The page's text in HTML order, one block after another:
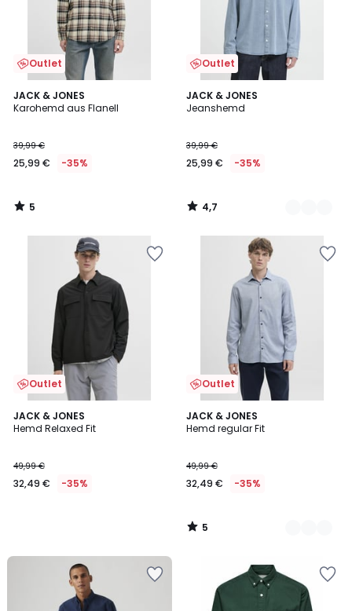
Outlet
JACK & JONES
Karohemd aus Flanell
39,99 €
25,99 € -35%
5
/
5
/
Outlet
JACK & JONES
Jeanshemd
39,99 €
25,99 € -35%
4,7
/ 5
2
Farben
4,7
/
Outlet
JACK & JONES
Hemd Relaxed Fit
49,99 €
32,49 € -35%
Outlet
JACK & JONES
Hemd regular Fit
49,99 €
32,49 € -35%
5
/
2
Farben
5
/